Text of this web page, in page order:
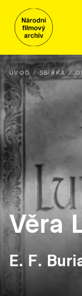
ÚVOD SBÍRKA
Věra
E. F.